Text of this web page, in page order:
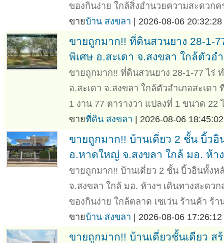
ของกินง่าย ใกล้สิ่งอำนวยความสะดวก
ขายบ้าน สงขลา | 2026-08-06
ขายถูกมาก!! ที่ดินสวนยาง 28-1-
พิเศษ อ.สะเดา จ.สงขลา ใกล้ตัวอ
ขายถูกมาก!! ที่ดินสวนยาง 28-1-77 ไร่
อ.สะเดา จ.สงขลา ใกล้ตัวอำเภอสะเด
1 งาน 77 ตารางวา แปลงที่ 1 ขนาด 22
ขายที่ดิน สงขลา | 2026-08-06
ขายถูกมาก!! บ้านเดี่ยว 2 ชั้น บิ้ว
อ.หาดใหญ่ จ.สงขลา ใกล้ มอ. ห้า
ขายถูกมาก!! บ้านเดี่ยว 2 ชั้น บิ้วอินทั้ง
จ.สงขลา ใกล้ มอ. ห้างฯ เดินทางสะดว
ของกินง่าย ใกล้ตลาด เซเว่น ร้านค้า ร้
ขายบ้าน สงขลา | 2026-08-06
ขายถูกมาก!! บ้านเดี่ยวชั้นเดียว